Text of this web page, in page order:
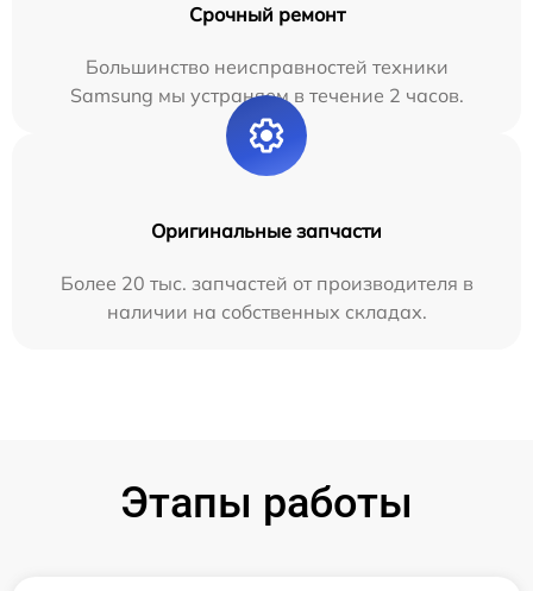
Срочный ремонт
Большинство неисправностей техники
Samsung мы устраняем в течение 2 часов.
Оригинальные запчасти
Более 20 тыс. запчастей от производителя в
наличии на собственных складах.
Этапы работы